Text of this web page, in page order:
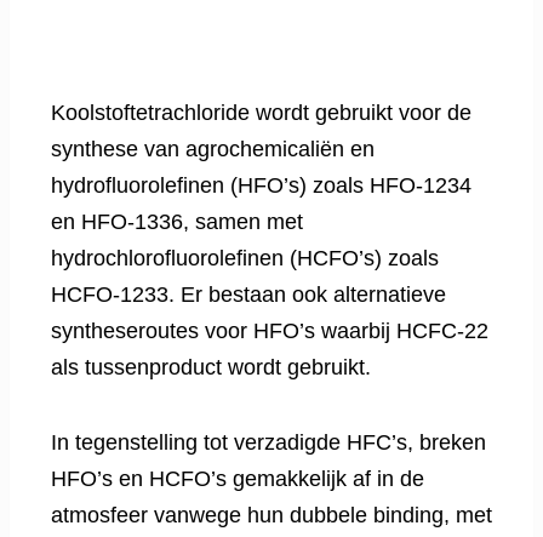
Koolstoftetrachloride wordt gebruikt voor de
synthese van agrochemicaliën en
hydrofluorolefinen (HFO’s) zoals HFO-1234
en HFO-1336, samen met
hydrochlorofluorolefinen (HCFO’s) zoals
HCFO-1233. Er bestaan ​​ook alternatieve
syntheseroutes voor HFO’s waarbij HCFC-22
als tussenproduct wordt gebruikt.
In tegenstelling tot verzadigde HFC’s, breken
HFO’s en HCFO’s gemakkelijk af in de
atmosfeer vanwege hun dubbele binding, met